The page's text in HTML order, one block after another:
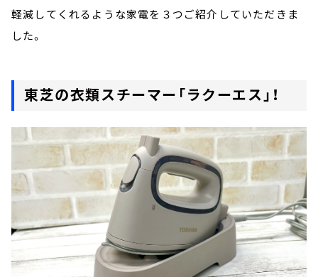
軽減してくれるような家電を３つご紹介していただきま
した。
東芝の衣類スチーマー「ラクーエス」！